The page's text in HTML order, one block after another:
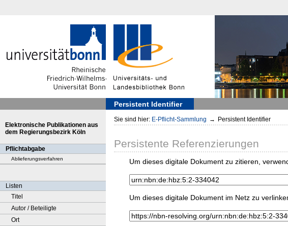
Persistent Identifier
Elektronische Publikationen aus
dem Regierungsbezirk Köln
Pflichtabgabe
Ablieferungsverfahren
Listen
Titel
Autor / Beteiligte
Ort
Sie sind hier: E-Pflicht-Sammlung → Persistent Identifier
Persistente Referenzierungen
Um dieses digitale Dokument zu zitieren,
Um dieses digitale Dokument im Netz zu